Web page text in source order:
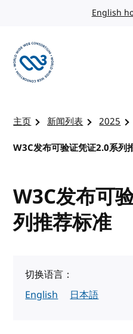
English
主页 新闻列表
2025
W3C发布可验证凭证2.0系列
W3C发布可
列推荐标准
切换语言：
English
日本語